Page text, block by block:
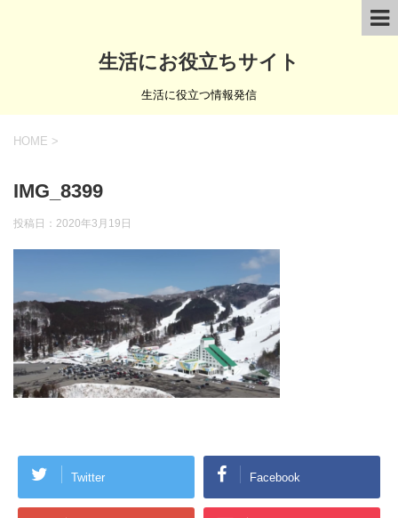
生活にお役立ちサイト
生活に役立つ情報発信
HOME >
IMG_8399
投稿日： 2020年3月19日
Twitter Facebook